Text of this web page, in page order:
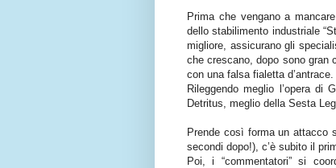
Prima che vengano a
dello stabilimento industriale
migliore, assicurano gli
che crescano, dopo sono gran
con una falsa fialetta d’antrace.
Rileggendo meglio l’opera di
Detritus, meglio della Sesta
Prende così forma un attacco
secondi dopo!), c’è subito il
Poi, i “commentatori” si